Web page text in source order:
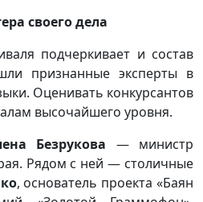
своего дела
подчеркивает и состав
признанные эксперты в
Оценивать конкурсантов
высочайшего уровня.
Безрукова — министр
Рядом с ней — столичные
, основатель проекта «Баян